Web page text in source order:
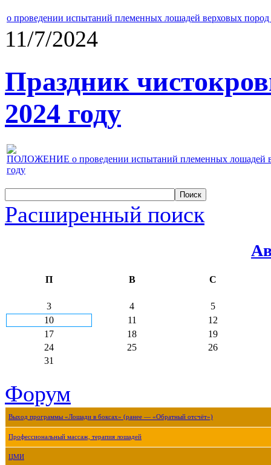
о проведении испытаний племенных лошадей верховых
11/7/2024
Праздник
2024 году
ПОЛОЖЕНИЕ о проведении испытаний племенных лошадей
году
Расширенный поиск
П В С
3 4
5
10
11
12
17
18
19
24
25
26
31
Форум
Выход программы «Лошади в боксах» (ранее — «Обратный отсчёт»)
Профессиональный массаж, терапия лошадей
ЦМИ